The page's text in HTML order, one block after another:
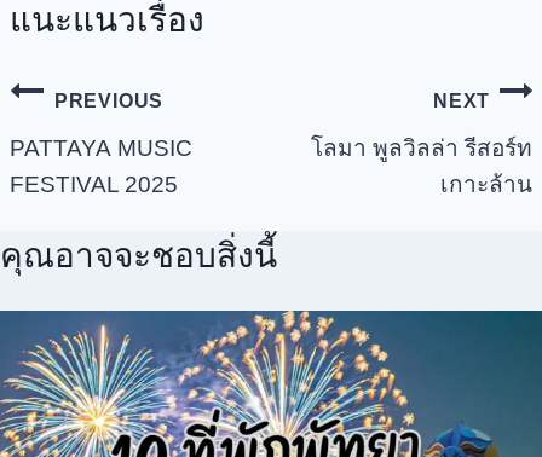
แนะแนวเรื่อง
PREVIOUS
PATTAYA MUSIC
FESTIVAL 2025
NEXT
โลมา พูลวิลล่า รีสอร์ท
เกาะล้าน
คุณอาจจะชอบสิ่งนี้